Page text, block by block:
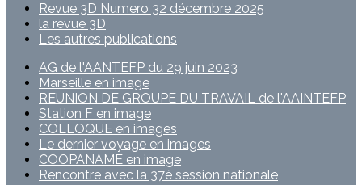
Revue 3D Numero 32 décembre 2025
la revue 3D
Les autres publications
AG de l'AANTEFP du 29 juin 2023
Marseille en image
REUNION DE GROUPE DU TRAVAIL de l'AAINTEFP
Station F en image
COLLOQUE en images
Le dernier voyage en images
COOPANAME en image
Rencontre avec la 37è session nationale